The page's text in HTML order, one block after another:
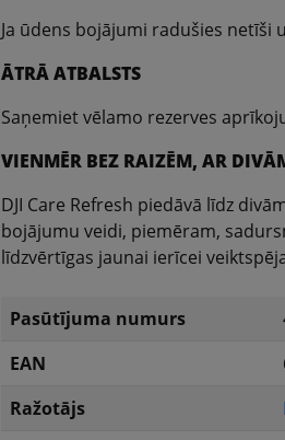
Ja ūdens bojājumi radušies netīši
ĀTRĀ ATBALSTS
Saņemiet vēlamo rezerves
VIENMĒR BEZ RAIZĒM, AR
DJI Care Refresh piedāvā līdz
bojājumu veidi, piemēram,
līdzvērtīgas jaunai ierīcei
Pasūtījuma numurs
EAN
Ražotājs